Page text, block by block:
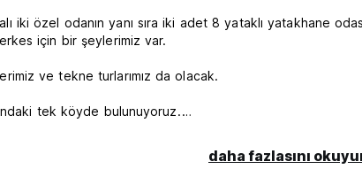
özel odanın yanı sıra iki adet 8 yataklı yatakhane
için bir şeylerimiz var.
ve tekne turlarımız da olacak.
tek köyde bulunuyoruz.
daha fazlasını